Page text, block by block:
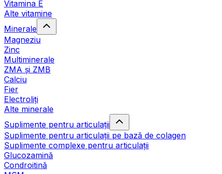
Vitamina E
Alte vitamine
Minerale
Magneziu
Zinc
Multiminerale
ZMA și ZMB
Calciu
Fier
Electroliți
Alte minerale
Suplimente pentru articulații
Suplimente pentru articulații pe bază de colagen
Suplimente complexe pentru articulații
Glucozamină
Condroitină